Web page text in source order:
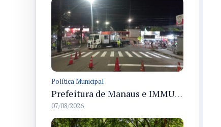
Política Municipal
Prefeitura de Manaus e IMMU realizam revitalização da sinalização viária em corredores das zonas Sul e Norte na noite de 6/8
07/08/2026